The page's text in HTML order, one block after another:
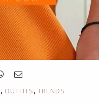
, OUTFITS, TRENDS